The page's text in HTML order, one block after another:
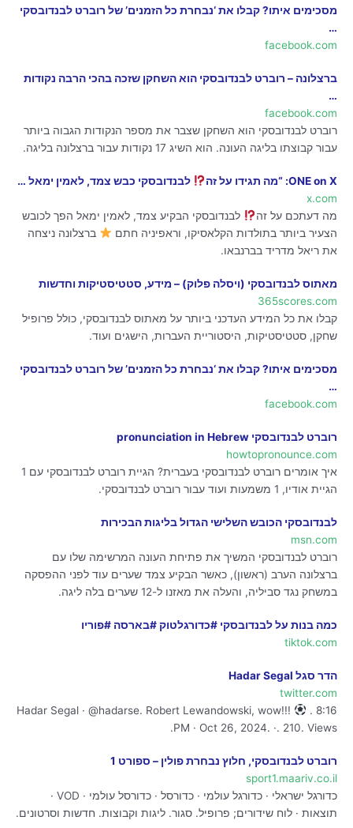
מסכימים איתו? קבלו את ‘נבחרת כל הזמנים’ של רוברט לבנדובסקי
…
facebook.com
ברצלונה – רוברט לבנדובסקי הוא השחקן שזכה בהכי הרבה נקודות
…
facebook.com
רוברט לבנדובסקי הוא השחקן שצבר את מספר הנקודות הגבוה ביותר
עבור קבוצתו בליגה העונה. הוא השיג 17 נקודות עבור ברצלונה בליגה.
ONE on X: “מה תגידו על זה
לבנדובסקי כבש צמד, לאמין ימאל …
x.com
מה דעתכם על זה
לבנדובסקי הבקיע צמד, לאמין ימאל הפך לכובש
הצעיר ביותר בתולדות הקלאסיקו, וראפיניה חתם
ברצלונה ניצחה
את ריאל מדריד בברנבאו.
מאתוס לבנדובסקי (ויסלה פלוק) – מידע, סטטיסטיקות וחדשות
365scores.com
קבלו את כל המידע העדכני ביותר על מאתוס לבנדובסקי, כולל פרופיל
שחקן, סטטיסטיקות, היסטוריית העברות, הישגים ועוד.
מסכימים איתו? קבלו את ‘נבחרת כל הזמנים’ של רוברט לבנדובסקי
…
facebook.com
רוברט לבנדובסקי pronunciation in Hebrew
howtopronounce.com
איך אומרים רוברט לבנדובסקי בעברית? הגיית רוברט לבנדובסקי עם 1
הגיית אודיו, 1 משמעות ועוד עבור רוברט לבנדובסקי.
לבנדובסקי הכובש השלישי הגדול בליגות הבכירות
msn.com
רוברט לבנדובסקי המשיך את פתיחת העונה המרשימה שלו עם
ברצלונה הערב (ראשון), כאשר הבקיע צמד שערים עוד לפני ההפסקה
במשחק נגד סביליה, והעלה את מאזנו ל-12 שערים בלה ליגה.
‏כמה בנות על לבנדובסקי #כדורגלטוק #בארסה #פוריו
tiktok.com
הדר סגל Hadar Segal
twitter.com
Hadar Segal · @hadarse. Robert Lewandowski, wow!!!
. 8:16
PM · Oct 26, 2024. ·. 210. Views.
רוברט לבנדובסקי, חלוץ נבחרת פולין – ספורט 1
sport1.maariv.co.il
כדורגל ישראלי · כדורגל עולמי · כדורסל · כדורסל עולמי · VOD ·
תוצאות · לוח שידורים; פרופיל. סגור. ליגות וקבוצות. חדשות וסרטונים.